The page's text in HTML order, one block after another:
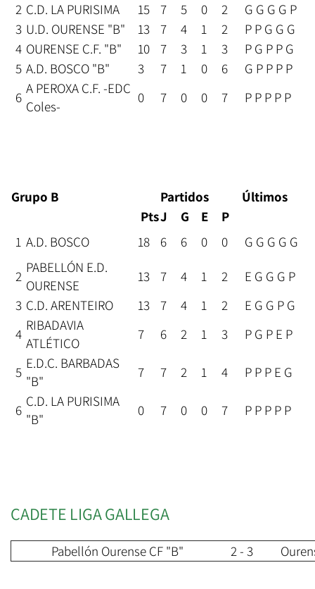
2 C.D. LA PURISIMA 15 7 5 0 2
G G G G P
3 U.D. OURENSE "B" 13 7 4 1 2
P P G G G
4 OURENSE C.F. "B" 10 7 3 1 3
P G P P G
5 A.D. BOSCO "B" 3 7 1 0 6
G P P P P
6
A PEROXA C.F. -EDC
Coles-
0 7 0 0 7 P P P P P
Grupo B Partidos
Últimos
PtsJ G E
P
1 A.D. BOSCO 18 6 6 0 0 G G G G G
2
PABELLÓN E.D.
OURENSE
13 7 4 1 2
E G G G P
3 C.D. ARENTEIRO 13 7 4 1 2
E G G P G
4
RIBADAVIA
ATLÉTICO
7 6 2 1 3 P G P E P
5
E.D.C. BARBADAS
"B"
7 7 2 1 4 P P P E G
6
C.D. LA PURISIMA
"B"
0 7 0 0 7 P P P P P
CADETE LIGA GALLEGA
Pabellón Ourense CF "B" 2 - 3